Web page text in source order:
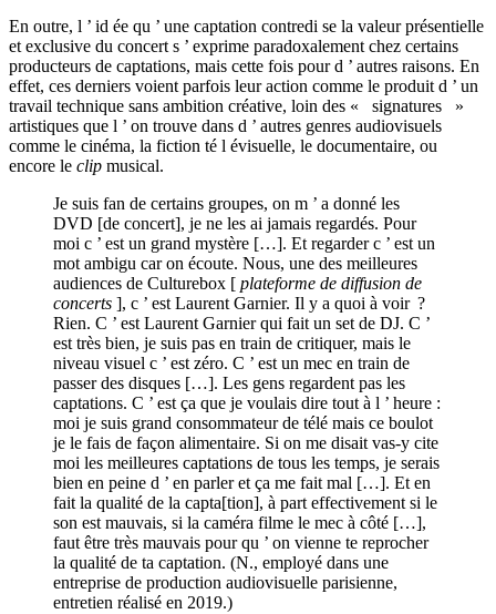
En outre, l ’ id ée qu ’ une captation contredi se la valeur présentielle
et exclusive du concert s ’ exprime paradoxalement chez certains
producteurs de captations, mais cette fois pour d ’ autres raisons. En
effet, ces derniers voient parfois leur action comme le produit d ’ un
travail technique sans ambition créative, loin des « signatures »
artistiques que l ’ on trouve dans d ’ autres genres audiovisuels
comme le cinéma, la fiction té l évisuelle, le documentaire, ou
encore le clip musical.
Je suis fan de certains groupes, on m ’ a donné les
DVD [de concert], je ne les ai jamais regardés. Pour
moi c ’ est un grand mystère […]. Et regarder c ’ est un
mot ambigu car on écoute. Nous, une des meilleures
audiences de Culturebox [ plateforme de diffusion de
concerts ], c ’ est Laurent Garnier. Il y a quoi à voir ?
Rien. C ’ est Laurent Garnier qui fait un set de DJ. C ’
est très bien, je suis pas en train de critiquer, mais le
niveau visuel c ’ est zéro. C ’ est un mec en train de
passer des disques […]. Les gens regardent pas les
captations. C ’ est ça que je voulais dire tout à l ’ heure :
moi je suis grand consommateur de télé mais ce boulot
je le fais de façon alimentaire. Si on me disait vas-y cite
moi les meilleures captations de tous les temps, je serais
bien en peine d ’ en parler et ça me fait mal […]. Et en
fait la qualité de la capta[tion], à part effectivement si le
son est mauvais, si la caméra filme le mec à côté […],
faut être très mauvais pour qu ’ on vienne te reprocher
la qualité de ta captation. (N., employé dans une
entreprise de production audiovisuelle parisienne,
entretien réalisé en 2019.)